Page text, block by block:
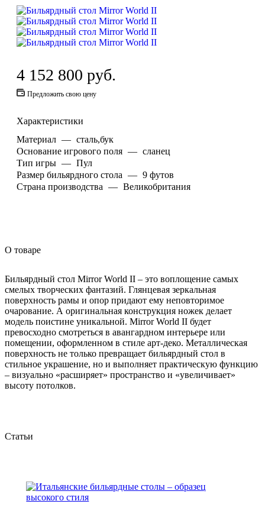
4 152 800 руб.
Предложить свою цену
Характеристики
Материал — сталь,бук
Основание игрового поля — сланец
Тип игры — Пул
Размер бильярдного стола — 9 футов
Страна производства — Великобритания
О товаре
Бильярдный стол Mirror World II – это воплощение самых
смелых творческих фантазий. Глянцевая зеркальная
поверхность рамы и опор придают ему неповторимое
очарование. А оригинальная конструкция ножек делает
модель поистине уникальной. Mirror World II будет
превосходно смотреться в авангардном интерьере или
помещении, оформленном в стиле арт-деко. Металлическая
поверхность не только превращает бильярдный стол в
стильное украшение, но и выполняет практическую функцию
– визуально «расширяет» пространство и «увеличивает»
высоту потолков.
Статьи